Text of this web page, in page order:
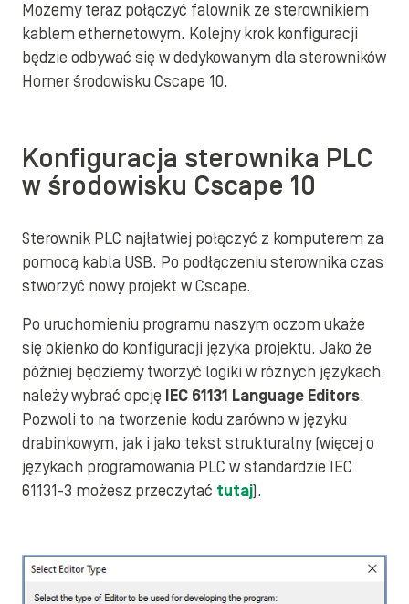
Możemy teraz połączyć falownik ze sterownikiem
kablem ethernetowym. Kolejny krok konfiguracji
będzie odbywać się w dedykowanym dla sterowników
Horner środowisku Cscape 10.
Konfiguracja sterownika PLC
w środowisku Cscape 10
Sterownik PLC najłatwiej połączyć z komputerem za
pomocą kabla USB. Po podłączeniu sterownika czas
stworzyć nowy projekt w Cscape.
Po uruchomieniu programu naszym oczom ukaże
się okienko do konfiguracji języka projektu. Jako że
później będziemy tworzyć logiki w różnych językach,
należy wybrać opcję
IEC 61131 Language Editors.
Pozwoli to na tworzenie kodu zarówno w języku
drabinkowym, jak i jako tekst strukturalny (więcej o
językach programowania PLC w standardzie IEC
61131-3 możesz przeczytać tutaj).